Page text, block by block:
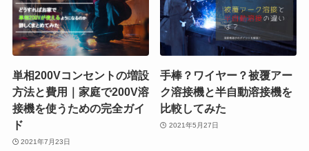
単相200Vコンセントの増設
方法と費用｜家庭で200V溶
接機を使うための完全ガイ
ド
2021年7月23日
手棒？ワイヤー？被覆アー
ク溶接機と半自動溶接機を
比較してみた
2021年5月27日